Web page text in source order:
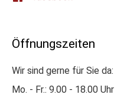
Öffnungszeiten
Wir sind gerne für Sie da:
Mo. - Fr.: 9.00 - 18.00 Uhr